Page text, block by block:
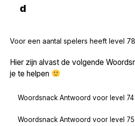
d
Voor een aantal spelers heeft level
Hier zijn alvast de volgende
je te helpen
Woordsnack Antwoord voor level 74
Woordsnack Antwoord voor level 75